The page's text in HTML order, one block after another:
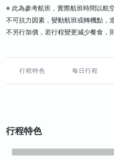
※ 此為參考航班，實際航班時間以航
不可抗力因素，變動航班或轉機點，
不另行加價，若行程變更減少餐食，
行程特色 每日行程
行程特色